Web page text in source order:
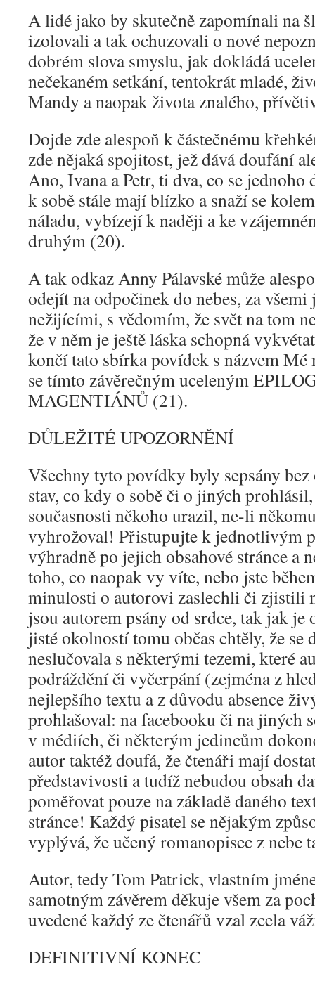
A lidé jako by skutečně zapomínali na
izolovali a tak ochuzovali o nové
dobrém slova smyslu, jak dokládá
nečekaném setkání, tentokrát mladé,
Mandy a naopak života znalého,
Dojde zde alespoň k částečnému
zde nějaká spojitost, jež dává doufání
Ano, Ivana a Petr, ti dva, co se jednoho
k sobě stále mají blízko a snaží se
náladu, vybízejí k naději a ke
druhým (20).
A tak odkaz Anny Pálavské může
odejít na odpočinek do nebes, za
nežijícími, s vědomím, že svět na tom
že v něm je ještě láska schopná
končí tato sbírka povídek s názvem Mé
se tímto závěrečným uceleným
MAGENTIÁNŮ (21).
DŮLEŽITÉ UPOZORNĚNÍ
Všechny tyto povídky byly sepsány
stav, co kdy o sobě či o jiných
současnosti někoho urazil, ne-li
vyhrožoval! Přistupujte k jednotlivým
výhradně po jejich obsahové stránce a
toho, co naopak vy víte, nebo jste
minulosti o autorovi zaslechli či zjistili
jsou autorem psány od srdce, tak jak je
jisté okolností tomu občas chtěly, že se
neslučovala s některými tezemi, které
podráždění či vyčerpání (zejména z
nejlepšího textu a z důvodu absence
prohlašoval: na facebooku či na jiných
v médiích, či některým jedincům
autor taktéž doufá, že čtenáři mají
představivosti a tudíž nebudou obsah
poměřovat pouze na základě daného
stránce! Každý pisatel se nějakým
vyplývá, že učený romanopisec z nebe
Autor, tedy Tom Patrick, vlastním
samotným závěrem děkuje všem za
uvedené každý ze čtenářů vzal zcela
DEFINITIVNÍ KONEC